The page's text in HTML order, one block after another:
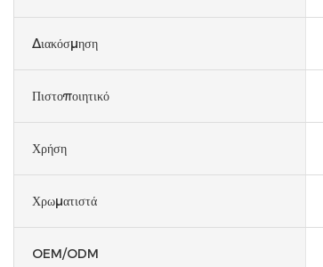
Διακόσμηση
Πιστοποιητικό
Χρήση
Χρωματιστά
OEM/ODM